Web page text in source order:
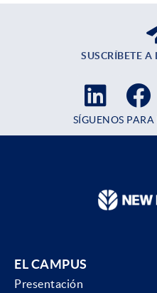
SUSCRÍBETE A
SÍGUENOS
EL CAMPUS
Presentación